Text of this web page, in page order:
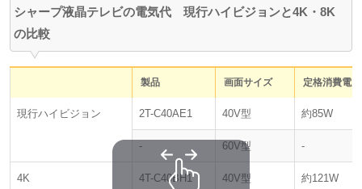
シャープ液晶テレビの電気代 現行ハイビジョンと4K・8K
の比較
製品 画面サイズ 定格消費電力
現行ハイビジョン 2T-C40AE1 40V型 約85W
- 60V型 -
4K 4T-C40BH1 40V型 約121W